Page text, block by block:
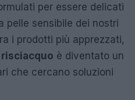
per essere delicati
pelle sensibile dei nostri
i prodotti più apprezzati,
è diventato un
che cercano soluzioni